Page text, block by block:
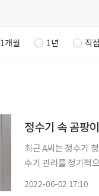
1개월 1년 직
정수기 속 곰팡
최근 A씨는 정수기
수기 관리를 정기적으로 받
2022-06-02 17:10